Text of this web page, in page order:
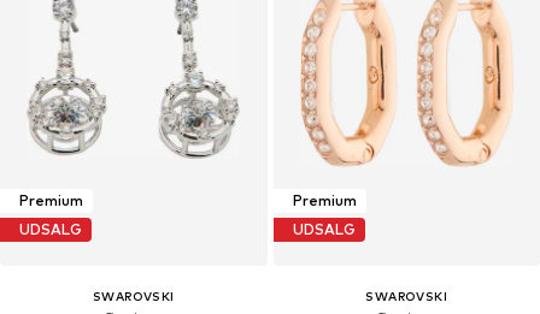
Premium
UDSALG
SWAROVSKI
Premium
UDSALG
SWAROVSKI